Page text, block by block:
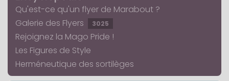
Qu'est-ce qu'un flyer de Marabout ?
Galerie des Flyers
3025
Rejoignez la Mago Pride !
Les Figures de Style
Herméneutique des sortilèges